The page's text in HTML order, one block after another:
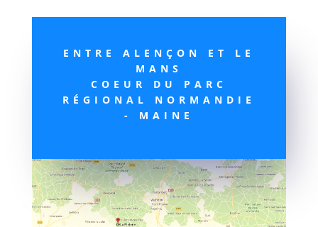
ENTRE ALENÇON ET LE
MANS
COEUR DU PARC
RÉGIONAL NORMANDIE
- MAINE